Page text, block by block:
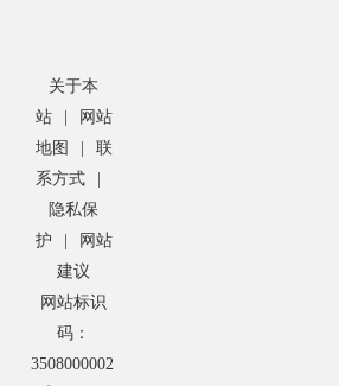
关于本
站
网站
地图
联
系方式
隐私保
护
网站
建议
网站标识
码：
3508000002